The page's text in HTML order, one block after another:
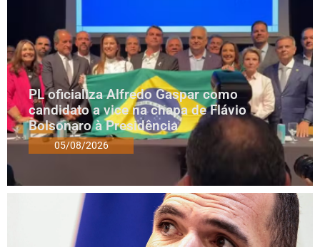
PL oficializa Alfredo Gaspar como
candidato a vice na chapa de Flávio
Bolsonaro à Presidência
05/08/2026